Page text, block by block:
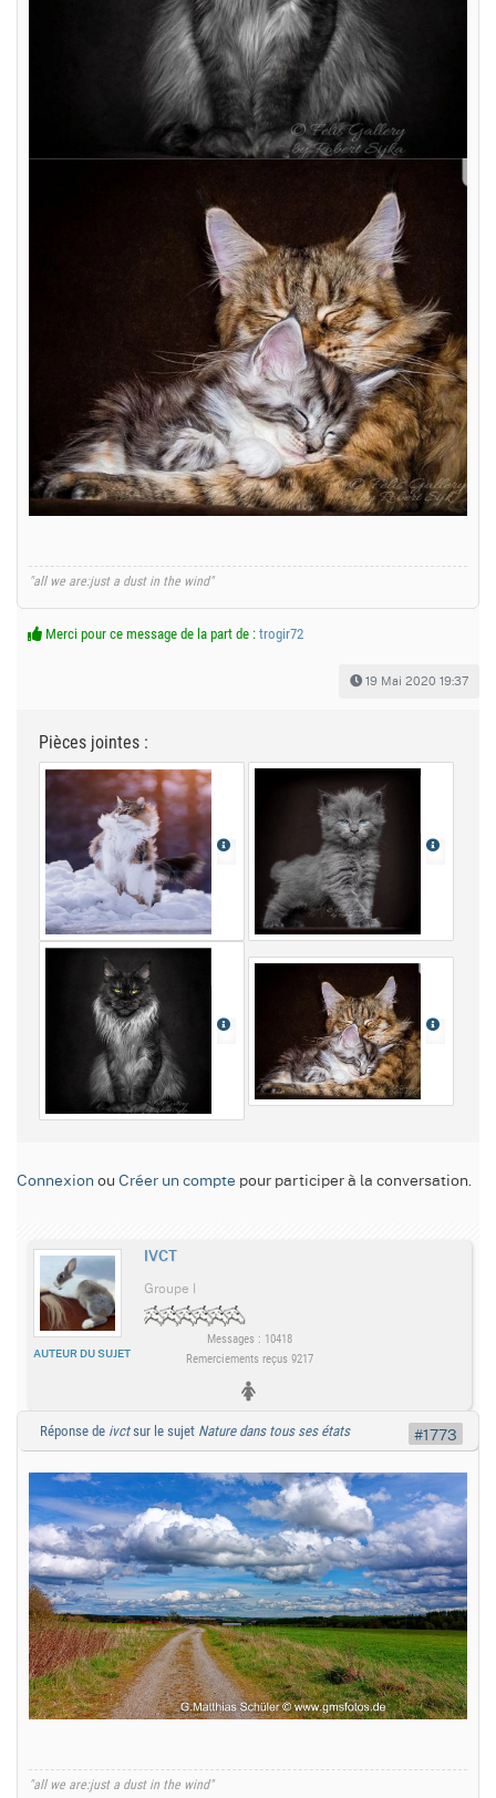
"all we are:just a dust in the wind"
Merci pour ce message de la part de : trogir72
19 Mai 2020 19:37
Pièces jointes :
Connexion ou Créer un compte pour participer à la conversation.
IVCT
AUTEUR DU SUJET
Groupe I
Messages : 10418
Remerciements reçus 9217
Réponse de ivctsur le sujet Nature dans tous ses états
"all we are:just a dust in the wind"
#1773